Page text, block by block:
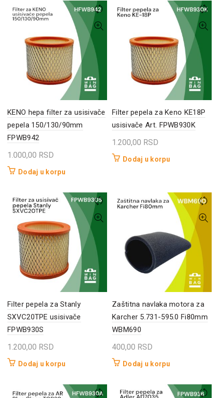
KENO hepa filter za usisivače
pepela 150/130/90mm
FPWB942
1.000,00 RSD
Dodaj u korpu
Filter pepela za Keno KE18P
usisivače Art. FPWB930K
1.200,00 RSD
Dodaj u korpu
Filter pepela za Stanly
SXVC20TPE usisivače
FPWB930S
1.200,00 RSD
Dodaj u korpu
Zaštitna navlaka motora za
Karcher 5.731-595.0 Fi80mm
WBM690
400,00 RSD
Dodaj u korpu